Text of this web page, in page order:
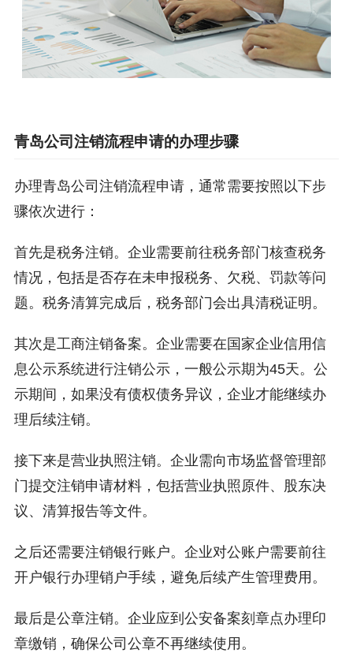
青岛公司注销流程申请的办理步骤
办理青岛公司注销流程申请，通常需要按照以下步
骤依次进行：
首先是税务注销。企业需要前往税务部门核查税务
情况，包括是否存在未申报税务、欠税、罚款等问
题。税务清算完成后，税务部门会出具清税证明。
其次是工商注销备案。企业需要在国家企业信用信
息公示系统进行注销公示，一般公示期为45天。公
示期间，如果没有债权债务异议，企业才能继续办
理后续注销。
接下来是营业执照注销。企业需向市场监督管理部
门提交注销申请材料，包括营业执照原件、股东决
议、清算报告等文件。
之后还需要注销银行账户。企业对公账户需要前往
开户银行办理销户手续，避免后续产生管理费用。
最后是公章注销。企业应到公安备案刻章点办理印
章缴销，确保公司公章不再继续使用。